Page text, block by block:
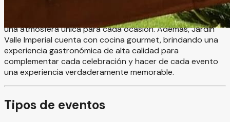
graduaciones, eventos corporativos y celebraciones
sociales especiales, combinando elegancia, comodidad y
una atmósfera única para cada ocasión. Además, Jardín
Valle Imperial cuenta con cocina gourmet, brindando una
experiencia gastronómica de alta calidad para
complementar cada celebración y hacer de cada evento
una experiencia verdaderamente memorable.
Tipos de eventos